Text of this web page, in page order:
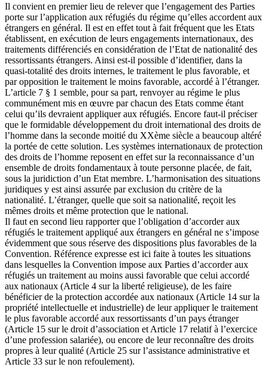
Il convient en premier lieu de relever que l’engagement des Parties
porte sur l’application aux réfugiés du régime qu’elles accordent aux
étrangers en général. Il est en effet tout à fait fréquent que les Etats
établissent, en exécution de leurs engagements internationaux, des
traitements différenciés en considération de l’Etat de nationalité des
ressortissants étrangers. Ainsi est-il possible d’identifier, dans la
quasi-totalité des droits internes, le traitement le plus favorable, et
par opposition le traitement le moins favorable, accordé à l’étranger.
L’article 7 § 1 semble, pour sa part, renvoyer au régime le plus
communément mis en œuvre par chacun des Etats comme étant
celui qu’ils devraient appliquer aux réfugiés. Encore faut-il préciser
que le formidable développement du droit international des droits de
l’homme dans la seconde moitié du XXème siècle a beaucoup altéré
la portée de cette solution. Les systèmes internationaux de protection
des droits de l’homme reposent en effet sur la reconnaissance d’un
ensemble de droits fondamentaux à toute personne placée, de fait,
sous la juridiction d’un Etat membre. L’harmonisation des situations
juridiques y est ainsi assurée par exclusion du critère de la
nationalité. L’étranger, quelle que soit sa nationalité, reçoit les
mêmes droits et même protection que le national.
Il faut en second lieu rapporter que l’obligation d’accorder aux
réfugiés le traitement appliqué aux étrangers en général ne s’impose
évidemment que sous réserve des dispositions plus favorables de la
Convention. Référence expresse est ici faite à toutes les situations
dans lesquelles la Convention impose aux Parties d’accorder aux
réfugiés un traitement au moins aussi favorable que celui accordé
aux nationaux (Article 4 sur la liberté religieuse), de les faire
bénéficier de la protection accordée aux nationaux (Article 14 sur la
propriété intellectuelle et industrielle) de leur appliquer le traitement
le plus favorable accordé aux ressortissants d’un pays étranger
(Article 15 sur le droit d’association et Article 17 relatif à l’exercice
d’une profession salariée), ou encore de leur reconnaître des droits
propres à leur qualité (Article 25 sur l’assistance administrative et
Article 33 sur le non refoulement).